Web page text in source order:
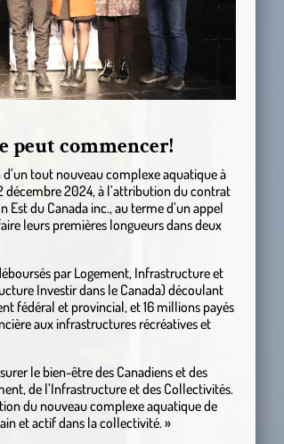
peut commencer!
tout nouveau complexe aquatique à
décembre 2024, à l’attribution du contrat
du Canada inc., au terme d’un appel
leurs premières longueurs dans deux
par Logement, Infrastructure et
Investir dans le Canada) découlant
fédéral et provincial, et 16 millions payés
aux infrastructures récréatives et
le bien-être des Canadiens et des
de l’Infrastructure et des Collectivités.
du nouveau complexe aquatique de
et actif dans la collectivité. »